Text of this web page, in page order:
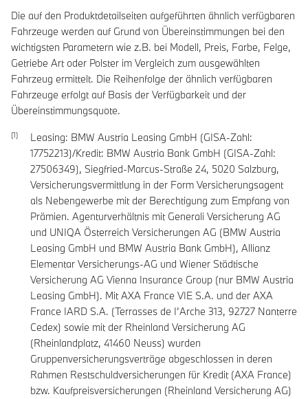
Die auf den Produktdetailseiten aufgeführten ähnlich verfügbaren
Fahrzeuge werden auf Grund von Übereinstimmungen bei den
wichtigsten Parametern wie z.B. bei Modell, Preis, Farbe, Felge,
Getriebe Art oder Polster im Vergleich zum ausgewählten
Fahrzeug ermittelt. Die Reihenfolge der ähnlich verfügbaren
Fahrzeuge erfolgt auf Basis der Verfügbarkeit und der
Übereinstimmungsquote.
Leasing: BMW Austria Leasing GmbH (GISA-Zahl:
17752213)/Kredit: BMW Austria Bank GmbH (GISA-Zahl:
27506349), Siegfried-Marcus-Straße 24, 5020 Salzburg,
Versicherungsvermittlung in der Form Versicherungsagent
als Nebengewerbe mit der Berechtigung zum Empfang von
Prämien. Agenturverhältnis mit Generali Versicherung AG
und UNIQA Österreich Versicherungen AG (BMW Austria
Leasing GmbH und BMW Austria Bank GmbH), Allianz
Elementar Versicherungs-AG und Wiener Städtische
Versicherung AG Vienna Insurance Group (nur BMW Austria
Leasing GmbH). Mit AXA France VIE S.A. und der AXA
France IARD S.A. (Terrasses de I’Arche 313, 92727 Nanterre
Cedex) sowie mit der Rheinland Versicherung AG
(Rheinlandplatz, 41460 Neuss) wurden
Gruppenversicherungsverträge abgeschlossen in deren
Rahmen Restschuldversicherungen für Kredit (AXA France)
bzw. Kaufpreisversicherungen (Rheinland Versicherung AG)